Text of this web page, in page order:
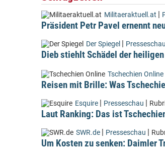
Militaeraktuell.at |
Präsident Petr Pavel ernennt
Der Spiegel | Presseschau
Dieb stiehlt Schädel der
Tschechien Online
Reisen mit Brille: Was
Esquire | Presseschau |
Laut Ranking: Das ist
SWR.de | Presseschau |
Um Kosten zu senken: Daimler